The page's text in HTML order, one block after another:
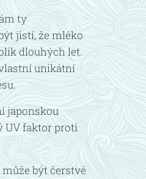
ty
jistí, že mléko
dlouhých let.
unikátní
japonskou
UV faktor proti
být čerstvé